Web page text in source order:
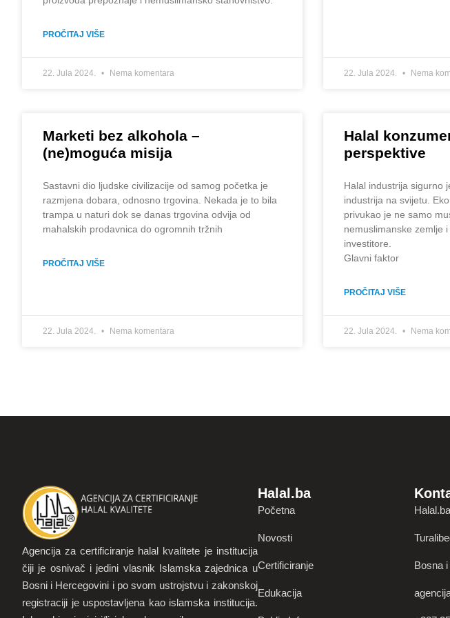
PROČITAJ VIŠE
22. Jula 2024. Nema komentara 22. Jula 2024. Nema
Marketi bez alkohola –
(ne)moguća misija
Sastavni dio ljudske civilizacije od samog početka je
razmjena dobara, odnosno trgovina. Nekada je to bila
trampa u naturi dok se danas trgovina odvija od
mahalskih prodavnica do ogromnih tržnih
PROČITAJ VIŠE
22. Jula 2024. Nema komentara
Halal
perspektive
Halal industrija sigurno
industrija na svijetu.
privukao je ne samo
nemuslimanske zemlje
investitore.
Glavni faktor
PROČITAJ VIŠE
22. Jula 2024. Nema
Agencija za certificiranje halal kvalitete je institucija
čiji je osnivač i jedini vlasnik Islamska zajednica u
Bosni i Hercegovini i po svom ustrojstvu i zakonskoj
registraciji je uspostavljena kao islamska institucija.
Halal.ba
Početna
Novosti
Certificiranje
Edukacija
Halal.ba
Bosna